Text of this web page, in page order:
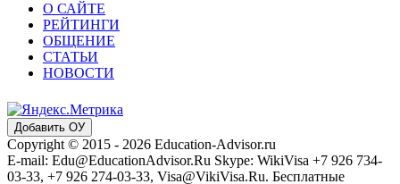
О САЙТЕ
РЕЙТИНГИ
ОБЩЕНИЕ
СТАТЬИ
НОВОСТИ
Добавить ОУ
Copyright © 2015 - 2026 Education-Advisor.ru
E-mail: Edu@EducationAdvisor.Ru Skype: WikiVisa +7 926 734-
03-33, +7 926 274-03-33, Visa@VikiVisa.Ru. Бесплатные